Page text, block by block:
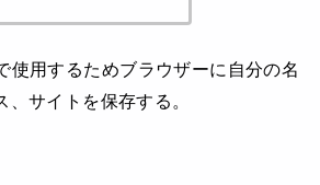
使用するためブラウザーに自分の名
サイトを保存する。